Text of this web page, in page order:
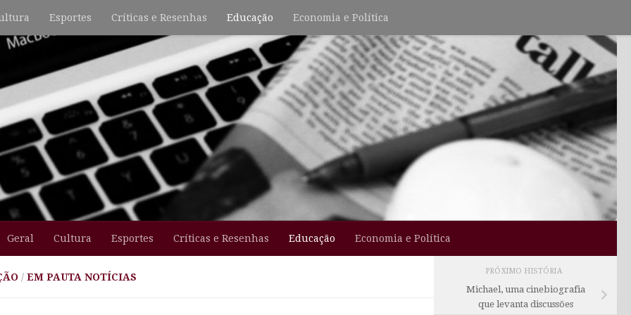
Esportes Críticas e Resenhas Educação Economia e Política
Geral Cultura Esportes Críticas e Resenhas Educação Economia e Política
/ EM PAUTA NOTÍCIAS
PRÓXIMO HISTÓRIA
Michael, uma cinebiografia
que levanta discussões